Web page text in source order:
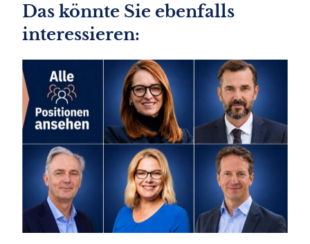
Das könnte Sie ebenfalls
interessieren: